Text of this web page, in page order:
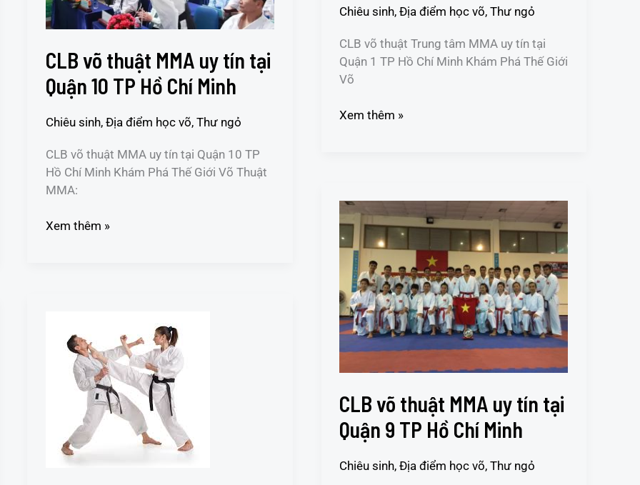
CLB võ thuật MMA uy tín tại
Quận 10 TP Hồ Chí Minh
Chiêu sinh, Địa điểm học võ, Thư ngỏ
CLB võ thuật MMA uy tín tại Quận 10 TP
Hồ Chí Minh Khám Phá Thế Giới Võ Thuật
MMA:
Quận
10
Hồ
Chí
Minh
Xem thêm »
Chiêu sinh,Địa điểm học võ,Thư ngỏ
CLB võ thuật Trung tâm MMA uy tín tại
Quận 1 TP Hồ Chí Minh Khám Phá Thế Giới
Võ
MMA
tín
tại
Quận
TP
Xem thêm »
CLB võ thuật MMA uy tín tại
Quận 9 TP Hồ Chí Minh
Chiêu sinh,Địa điểm học võ,Thư ngỏ
CLB
võ
thuật
MMA
tín
tại
Quận
9
TP
Chí
Minh
thuật